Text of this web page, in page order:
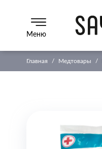
Меню
Главная Медтовары